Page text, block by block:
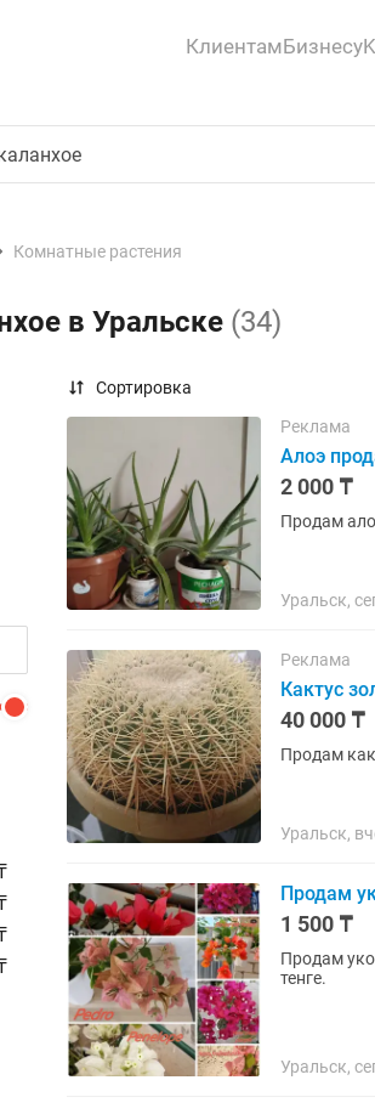
КлиентамБизнесу
Комнатные растения
в Уральске (34)
Сортировка
Реклама
Алоэ
2 000 ₸
Продам
Уральск,
Реклама
Кактус
40 000 ₸
Продам
Уральск,
Продам
1 500 ₸
Продам
тенге.
Уральск,